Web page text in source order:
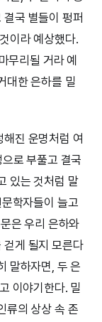
국 별들이 펑퍼
이라 예상했다.
무리될 거라 예
대한 은하를 밀
진 운명처럼 여
로 부풀고 결국
있는 것처럼 말
학자들이 늘고
은 우리 은하와
걷게 될지 모른다
말하자면, 두 은
이야기한다. 밀
류의 상상 속 존